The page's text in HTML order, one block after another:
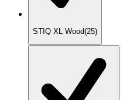
STIQ XL Wood(25)